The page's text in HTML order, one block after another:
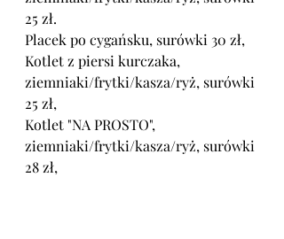
25 zł.
Placek po cygańsku, surówki 30 zł,
Kotlet z piersi kurczaka,
ziemniaki/frytki/kasza/ryż, surówki
25 zł,
Kotlet "NA PROSTO",
ziemniaki/frytki/kasza/ryż, surówki
28 zł,